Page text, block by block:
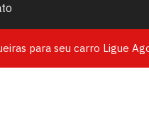
para seu carro Ligue